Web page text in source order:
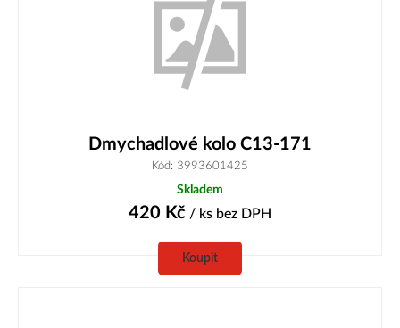
Dmychadlové kolo C13-171
Kód: 3993601425
Skladem
420 Kč / ks bez DPH
Koupit